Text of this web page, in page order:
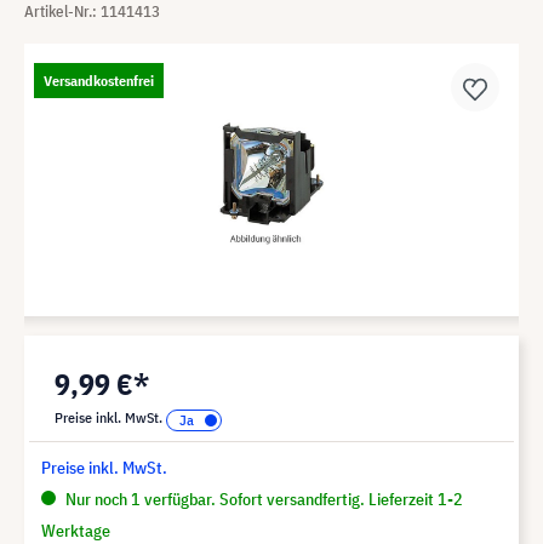
Artikel-Nr.: 1141413
Versandkostenfrei
9,99 €*
Preise inkl. MwSt.
Preise inkl. MwSt.
Nur noch 1 verfügbar. Sofort versandfertig. Lieferzeit 1-2
Werktage